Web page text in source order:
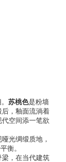
。苏桃色是粉墙
，釉面流淌着
空间添一笔欲
光绸缎质地，
衡。
，在当代建筑